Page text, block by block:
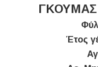
ΓΚΟΥΜΑΣ
Έτος